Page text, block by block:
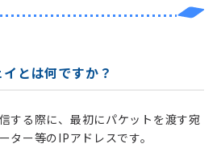
とは何ですか？
する際に、最初にパケットを渡す宛
ター等のIPアドレスです。